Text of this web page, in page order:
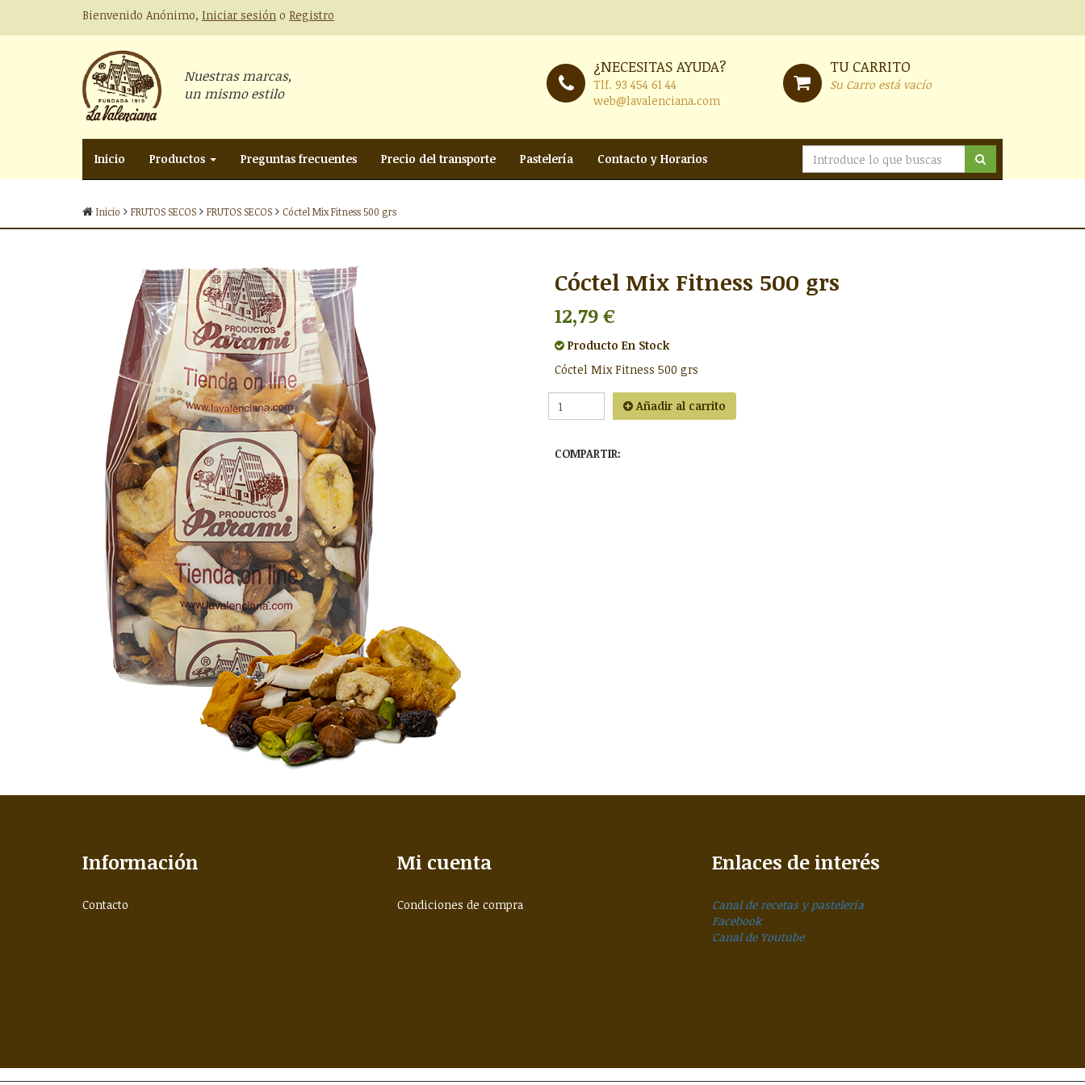
Bienvenido Anónimo, Iniciar sesión o Registro
Nuestras marcas,
un mismo estilo
¿NECESITAS AYUDA?
Tlf. 93 454 61 44
web@lavalenciana.com
TU CARRITO
Su Carro está vacío
Inicio Productos Preguntas frecuentes Precio del transporte Pastelería Contacto y Horarios
Inicio FRUTOS SECOS FRUTOS SECOS Cóctel Mix Fitness 500 grs
Cóctel Mix Fitness 500 grs
12,79 €
Producto En Stock
Cóctel Mix Fitness 500 grs
Añadir al carrito
COMPARTIR:
Información
Contacto
Mi cuenta
Condiciones de compra
Enlaces de interés
Canal de recetas y pastelería
Facebook
Canal de Youtube